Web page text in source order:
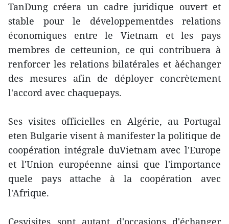
TanDung créera un cadre juridique ouvert et
stable pour le développementdes relations
économiques entre le Vietnam et les pays
membres de cetteunion, ce qui contribuera à
renforcer les relations bilatérales et àéchanger
des mesures afin de déployer concrètement
l'accord avec chaquepays.
Ses visites officielles en Algérie, au Portugal
eten Bulgarie visent à manifester la politique de
coopération intégrale duVietnam avec l'Europe
et l'Union européenne ainsi que l'importance
quele pays attache à la coopération avec
l'Afrique.
Cesvisites sont autant d'occasions d'échanger